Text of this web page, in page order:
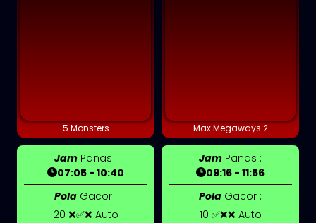
5 Monsters
Jam Panas :
07:05 - 10:40
Pola Gacor :
20 ❌✅❌ Auto
Max Megaways 2
Jam Panas :
09:16 - 11:56
Pola Gacor :
10 ✅❌❌ Auto